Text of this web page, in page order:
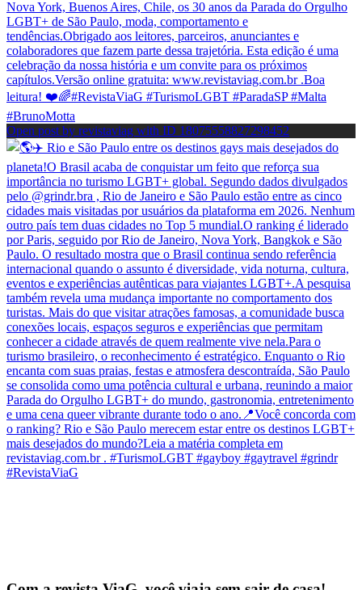
Open post by revistaviag with ID 18075558827298452